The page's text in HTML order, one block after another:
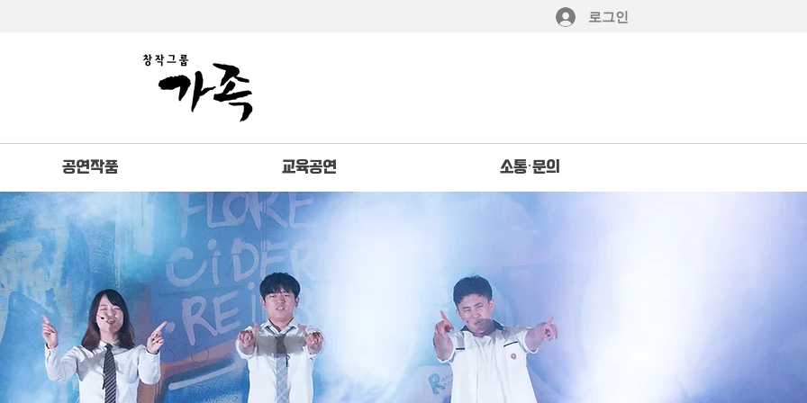
로그인
공연작품 교육공연 소통·문의